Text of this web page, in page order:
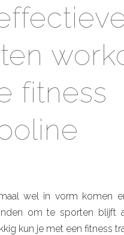
fitness
wel in vorm komen
om te sporten blijft
kun je met een fitness